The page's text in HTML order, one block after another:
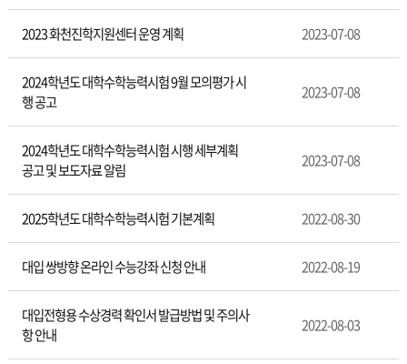
수
2023 화천진학지원센터 운영 계획 2023-07-08
2024학년도 대학수학능력시험 9월 모의평가 시
행 공고
2023-07-08
2024학년도 대학수학능력시험 시행 세부계획
공고 및 보도자료 알림
2023-07-08
2025학년도 대학수학능력시험 기본계획 2022-08-30
대입 쌍방향 온라인 수능강좌 신청 안내 2022-08-19
대입전형용 수상경력 확인서 발급방법 및 주의사
항 안내
2022-08-03